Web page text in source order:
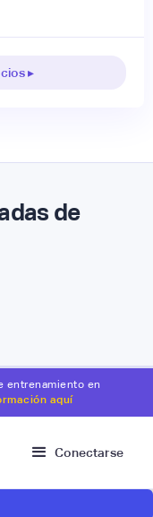
▸
de
entrenamiento en
aquí
Conectarse